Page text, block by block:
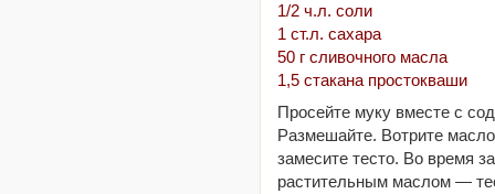
1/2 ч.л. соли
1 ст.л. сахара
50 г сливочного масла
1,5 стакана простокваши
Просейте муку вместе с
Размешайте. Вотрите
замесите тесто. Во время
растительным маслом —